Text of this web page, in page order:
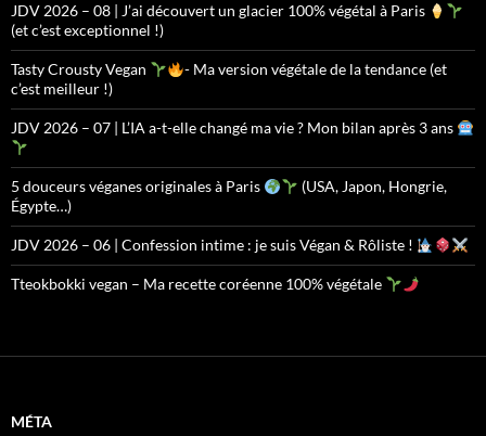
JDV 2026 – 08 | J’ai découvert un glacier 100% végétal à Paris
(et c’est exceptionnel !)
Tasty Crousty Vegan
- Ma version végétale de la tendance (et
c’est meilleur !)
JDV 2026 – 07 | L’IA a-t-elle changé ma vie ? Mon bilan après 3 ans
5 douceurs véganes originales à Paris
(USA, Japon, Hongrie,
Égypte…)
JDV 2026 – 06 | Confession intime : je suis Végan & Rôliste !
Tteokbokki vegan – Ma recette coréenne 100% végétale
MÉTA